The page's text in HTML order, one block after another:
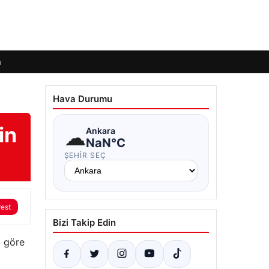
göre
Hava Durumu
☁Ankara
NaN°C
ŞEHIR SEÇ
Bizi Takip Edin